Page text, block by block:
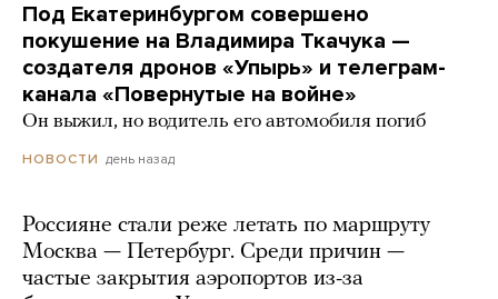
Под Екатеринбургом совершено
покушение на Владимира Ткачука —
создателя дронов «Упырь» и телеграм-
канала «Повернутые на войне»
Он выжил, но водитель его автомобиля погиб
НОВОСТИ день назад
Россияне стали реже летать по маршруту
Москва — Петербург. Среди причин —
частые закрытия аэропортов из-за